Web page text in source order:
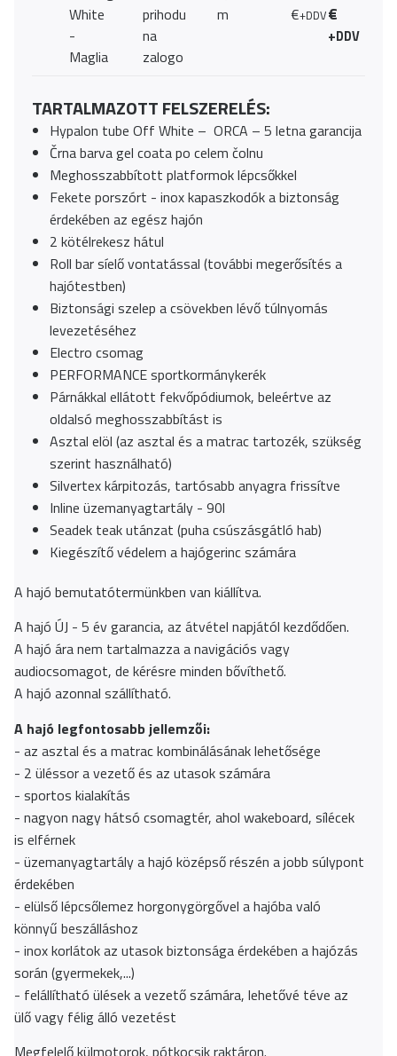
White
-
Maglia
prihodu
na
zalogo
m
€+DDV€
+DDV
TARTALMAZOTT FELSZERELÉS:
Hypalon tube Off White – ORCA – 5 letna garancija
Črna barva gel coata po celem čolnu
Meghosszabbított platformok lépcsőkkel
Fekete porszórt - inox kapaszkodók a biztonság
érdekében az egész hajón
2 kötélrekesz hátul
Roll bar síelő vontatással (további megerősítés a
hajótestben)
Biztonsági szelep a csövekben lévő túlnyomás
levezetéséhez
Electro csomag
PERFORMANCE sportkormánykerék
Párnákkal ellátott fekvőpódiumok, beleértve az
oldalsó meghosszabbítást is
Asztal elöl (az asztal és a matrac tartozék, szükség
szerint használható)
Silvertex kárpitozás, tartósabb anyagra frissítve
Inline üzemanyagtartály - 90l
Seadek teak utánzat (puha csúszásgátló hab)
Kiegészítő védelem a hajógerinc számára
A hajó bemutatótermünkben van kiállítva.
A hajó ÚJ - 5 év garancia, az átvétel napjától kezdődően.
A hajó ára nem tartalmazza a navigációs vagy
audiocsomagot, de kérésre minden bővíthető.
A hajó azonnal szállítható.
A hajó legfontosabb jellemzői:
- az asztal és a matrac kombinálásának lehetősége
- 2 üléssor a vezető és az utasok számára
- sportos kialakítás
- nagyon nagy hátsó csomagtér, ahol wakeboard, sílécek
is elférnek
- üzemanyagtartály a hajó középső részén a jobb súlypont
érdekében
- elülső lépcsőlemez horgonygörgővel a hajóba való
könnyű beszálláshoz
- inox korlátok az utasok biztonsága érdekében a hajózás
során (gyermekek,...)
- felállítható ülések a vezető számára, lehetővé téve az
ülő vagy félig álló vezetést
Megfelelő külmotorok, pótkocsik raktáron.